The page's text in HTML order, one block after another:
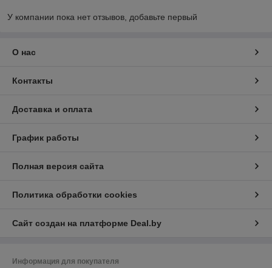
У компании пока нет отзывов, добавьте первый
О нас
Контакты
Доставка и оплата
График работы
Полная версия сайта
Политика обработки cookies
Сайт создан на платформе Deal.by
Информация для покупателя